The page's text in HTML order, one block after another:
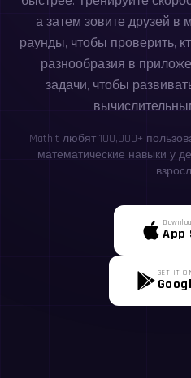
а затем зовите друзей в
раунды, чтобы проверить,
разнообразия в
задачи, чтобы
MathIt любят 100,000+
математические навыки у
App
GET IT